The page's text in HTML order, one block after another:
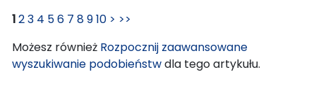
123 4 56 7 8910 > >>
Możesz również Rozpocznij zaawansowane
wyszukiwanie podobieństwdla tego artykułu.